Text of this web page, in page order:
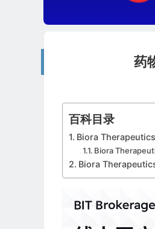
药
百科目录
Biora
Biora
Biora